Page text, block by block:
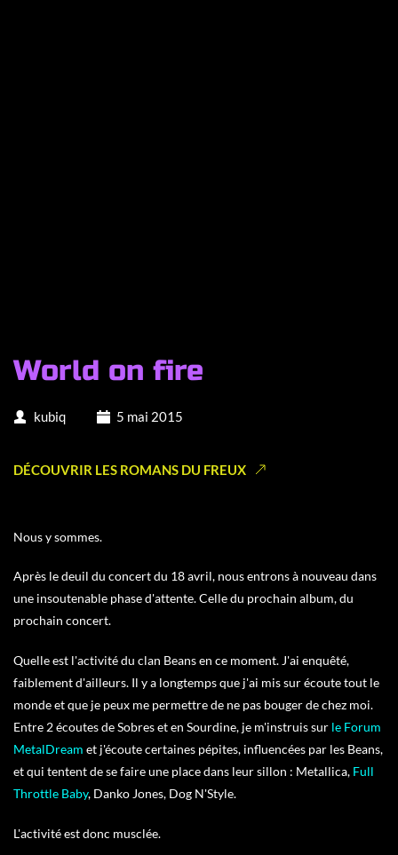
World on fire
kubiq 5 mai 2015
DÉCOUVRIR LES ROMANS DU FREUX
Nous y sommes.
Après le deuil du concert du 18 avril, nous entrons à nouveau dans
une insoutenable phase d'attente. Celle du prochain album, du
prochain concert.
Quelle est l'activité du clan Beans en ce moment. J'ai enquêté,
faiblement d'ailleurs. Il y a longtemps que j'ai mis sur écoute tout le
monde et que je peux me permettre de ne pas bouger de chez moi.
Entre 2 écoutes de Sobres et en Sourdine, je m'instruis sur le Forum
MetalDream et j'écoute certaines pépites, influencées par les Beans,
et qui tentent de se faire une place dans leur sillon : Metallica, Full
Throttle Baby, Danko Jones, Dog N'Style.
L'activité est donc musclée.